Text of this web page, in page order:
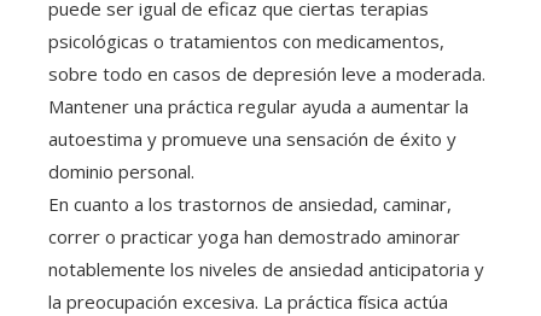
puede ser igual de eficaz que ciertas terapias
psicológicas o tratamientos con medicamentos,
sobre todo en casos de depresión leve a moderada.
Mantener una práctica regular ayuda a aumentar la
autoestima y promueve una sensación de éxito y
dominio personal.
En cuanto a los trastornos de ansiedad, caminar,
correr o practicar yoga han demostrado aminorar
notablemente los niveles de ansiedad anticipatoria y
la preocupación excesiva. La práctica física actúa